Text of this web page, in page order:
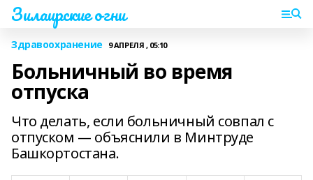
Зилаирские огни
Здравоохранение 9 АПРЕЛЯ , 05:10
Больничный во время
отпуска
Что делать, если больничный совпал с
отпуском — объяснили в Минтруде
Башкортостана.